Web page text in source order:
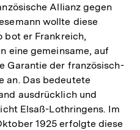
Allianz gegen
wollte diese
bot er Frankreich,
eine gemeinsame, auf
Garantie der französisch-
an. Das bedeutete
ausdrücklich und
Elsaß-Lothringens. Im
1925 erfolgte diese